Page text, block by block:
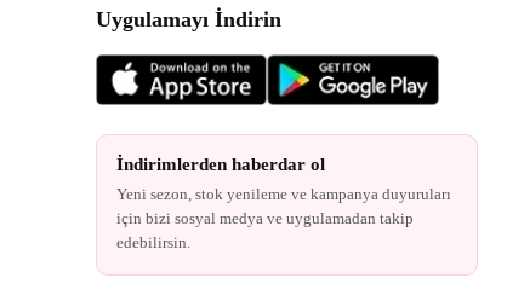
Uygulamayı İndirin
İndirimlerden haberdar ol
Yeni sezon, stok yenileme ve kampanya duyuruları
için bizi sosyal medya ve uygulamadan takip
edebilirsin.